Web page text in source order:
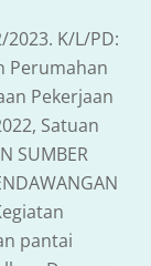
2023. K/L/PD:
Perumahan
Pekerjaan
Satuan
SUMBER
pantai